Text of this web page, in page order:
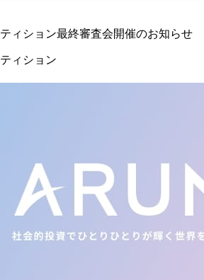
ィション最終審査会開催のお知らせ
ィション